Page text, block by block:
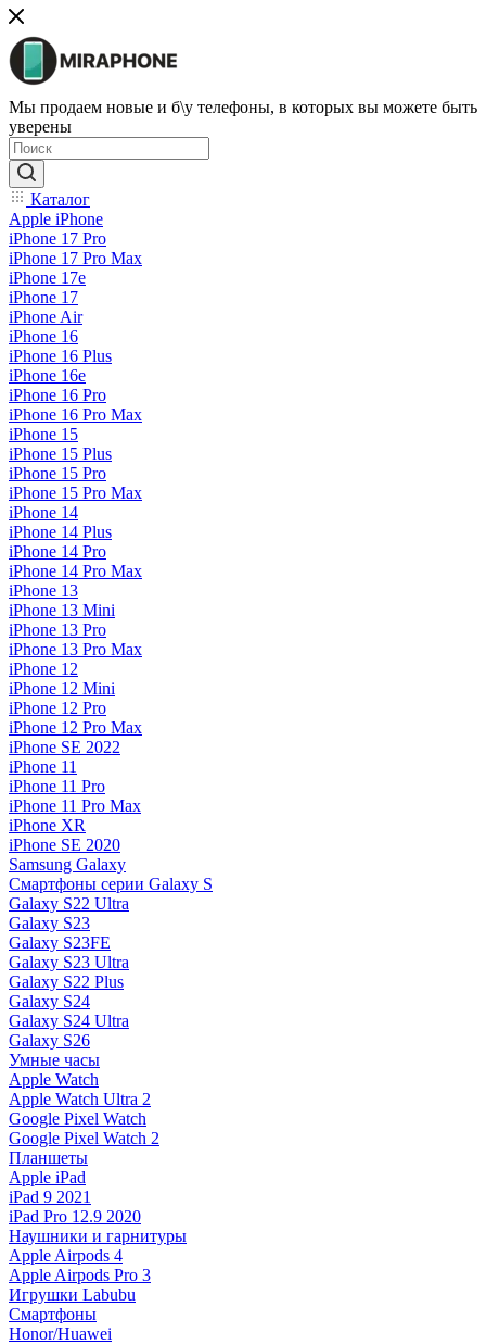
Мы продаем новые и б\у телефоны, в которых вы можете быть
уверены
Каталог
Apple iPhone
iPhone 17 Pro
iPhone 17 Pro Max
iPhone 17e
iPhone 17
iPhone Air
iPhone 16
iPhone 16 Plus
iPhone 16e
iPhone 16 Pro
iPhone 16 Pro Max
iPhone 15
iPhone 15 Plus
iPhone 15 Pro
iPhone 15 Pro Max
iPhone 14
iPhone 14 Plus
iPhone 14 Pro
iPhone 14 Pro Max
iPhone 13
iPhone 13 Mini
iPhone 13 Pro
iPhone 13 Pro Max
iPhone 12
iPhone 12 Mini
iPhone 12 Pro
iPhone 12 Pro Max
iPhone SE 2022
iPhone 11
iPhone 11 Pro
iPhone 11 Pro Max
iPhone XR
iPhone SE 2020
Samsung Galaxy
Смартфоны серии Galaxy S
Galaxy S22 Ultra
Galaxy S23
Galaxy S23FE
Galaxy S23 Ultra
Galaxy S22 Plus
Galaxy S24
Galaxy S24 Ultra
Galaxy S26
Умные часы
Apple Watch
Apple Watch Ultra 2
Google Pixel Watch
Google Pixel Watch 2
Планшеты
Apple iPad
iPad 9 2021
iPad Pro 12.9 2020
Наушники и гарнитуры
Apple Airpods 4
Apple Airpods Pro 3
Игрушки Labubu
Смартфоны
Honor/Huawei